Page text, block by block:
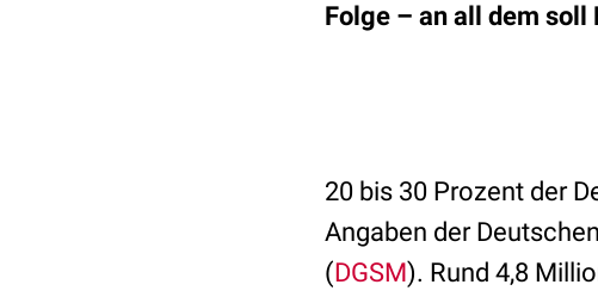
Folge – an all dem soll
20 bis 30 Prozent der
Angaben der
(DGSM). Rund 4,8